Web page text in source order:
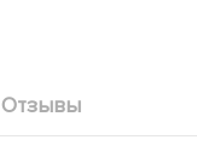
Отзывы